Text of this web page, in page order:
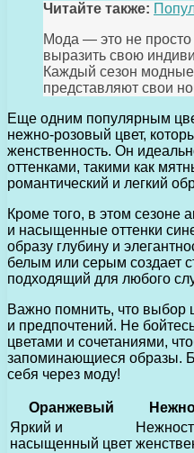
Читайте также:
Мода — это не
выразить свою
Каждый сезон
представляют свои
Еще одним популярным
нежно-розовый цвет,
женственность. Он
оттенками, такими как
романтический и легкий
Кроме того, в этом сезоне
и насыщенные оттенки
образу глубину и
белым или серым создает
подходящий для любого
Важно помнить, что выбор
и предпочтений. Не
цветами и сочетаниями,
запоминающиеся образы.
себя через моду!
Оранжевый
Яркий и
насыщенный цвет